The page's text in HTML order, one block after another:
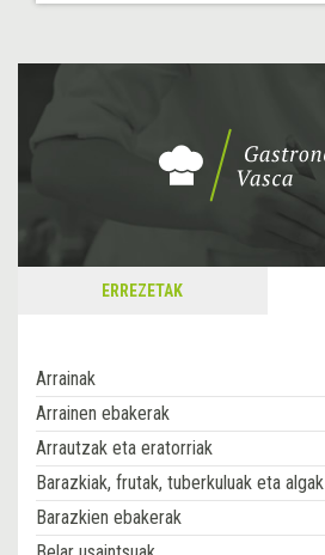
ERREZETAK
Arrainak
Arrainen ebakerak
Arrautzak eta eratorriak
Barazkiak, frutak, tuberkuluak eta algak
Barazkien ebakerak